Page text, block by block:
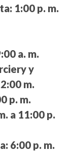
1:00 p. m.
a. m.
y
m.
p. m.
a 11:00 p.
6:00 p. m.